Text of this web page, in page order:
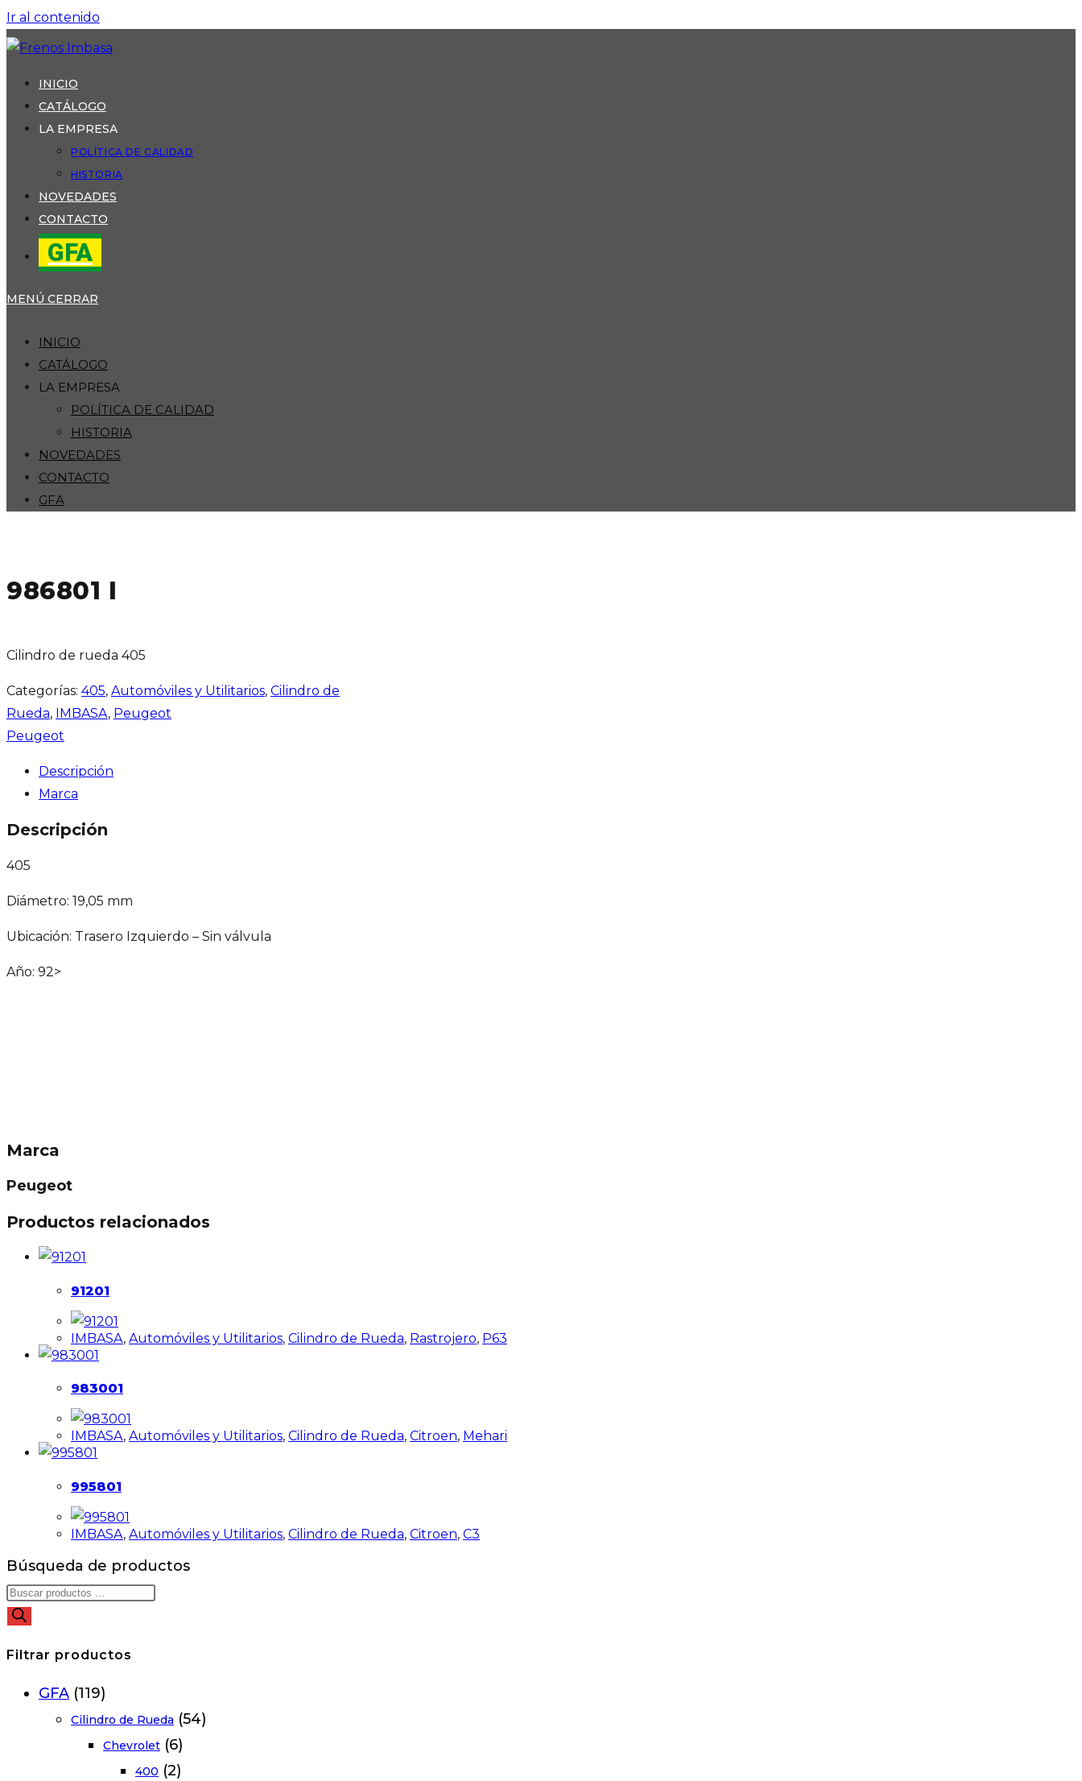
Ir al contenido
INICIO
CATÁLOGO
LA EMPRESA
POLÍTICA DE CALIDAD
HISTORIA
NOVEDADES
CONTACTO
GFA
MENÚ CERRAR
INICIO
CATÁLOGO
LA EMPRESA
POLÍTICA DE CALIDAD
HISTORIA
NOVEDADES
CONTACTO
GFA
986801 I
Cilindro de rueda 405
Categorías: 405, Automóviles y Utilitarios, Cilindro de
Rueda, IMBASA, Peugeot
Peugeot
Descripción
Marca
Descripción
405
Diámetro: 19,05 mm
Ubicación: Trasero Izquierdo – Sin válvula
Año: 92>
Marca
Peugeot
Productos relacionados
91201
IMBASA, Automóviles y Utilitarios, Cilindro de Rueda, Rastrojero, P63
983001
IMBASA, Automóviles y Utilitarios, Cilindro de Rueda, Citroen, Mehari
995801
IMBASA, Automóviles y Utilitarios, Cilindro de Rueda, Citroen, C3
Búsqueda de productos
Filtrar productos
GFA (119)
Cilindro de Rueda (54)
Chevrolet (6)
400 (2)